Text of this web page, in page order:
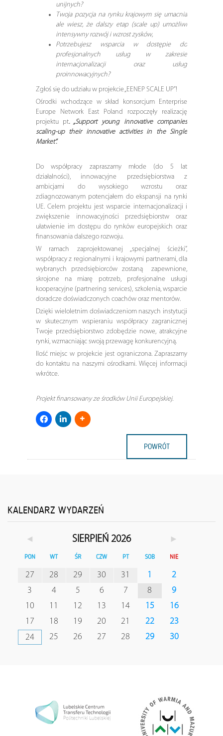
unijnych?
Twoja pozycja na rynku krajowym się umacnia
ale wiesz, że dalszy etap (scale up) umożliwi
intensywny rozwój i wzrost zysków,
Potrzebujesz wsparcia w dostępie do
profesjonalnych usług w zakresie
internacjonalizacji oraz usług
proinnowacyjnych?
Zgłoś się do udziału w projekcie „EENEP SCALE UP”!
Ośrodki wchodzące w skład konsorcjum Enterprise
Europe Network East Poland rozpoczęły realizację
projektu pt.„Support young innovative companies
scaling-up their innovative activities in the Single
Market”.
Do współpracy zapraszamy młode (do 5 lat
działalności), innowacyjne przedsiębiorstwa z
ambicjami do wysokiego wzrostu oraz
zdiagnozowanym potencjałem do ekspansji na rynki
UE. Celem projektu jest wsparcie internacjonalizacji i
zwiększenie innowacyjności przedsiębiorstw oraz
ułatwienie im dostępu do rynków europejskich oraz
finansowania dalszego rozwoju.
W ramach zaprojektowanej „specjalnej ścieżki”,
współpracy z regionalnymi i krajowymi partnerami, dla
wybranych przedsiębiorców zostaną zapewnione,
skrojone na miarę potrzeb, profesjonalne usługi
kooperacyjne (partnering services), szkolenia, wsparcie
doradcze doświadczonych coachów oraz mentorów.
Dzięki wieloletnim doświadczeniom naszych instytucji
w skutecznym wspieraniu współpracy zagranicznej
Twoje przedsiębiorstwo zdobędzie nowe, atrakcyjne
rynki, wzmacniając swoją przewagę konkurencyjną.
Ilość miejsc w projekcie jest ograniczona. Zapraszamy
do kontaktu na naszymi ośrodkami. Więcej informacji
wkrótce.
Projekt finansowany ze środków Unii Europejskiej.
POWRÓT
KALENDARZ WYDARZEŃ
◄ SIERPIEŃ 2026 ►
PON WT ŚR CZW PT SOB NIE
27 28 29 30 31 1
2
3
4 5 6 7 8
9
10
11 12 13 14 15
16
17
18 19 20 21 22
23
24
25 26 27 28 29 30